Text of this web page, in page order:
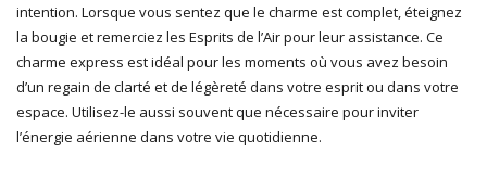
intention. Lorsque vous sentez que le charme est complet, éteignez
la bougie et remerciez les Esprits de l’Air pour leur assistance. Ce
charme express est idéal pour les moments où vous avez besoin
d’un regain de clarté et de légèreté dans votre esprit ou dans votre
espace. Utilisez-le aussi souvent que nécessaire pour inviter
l’énergie aérienne dans votre vie quotidienne.